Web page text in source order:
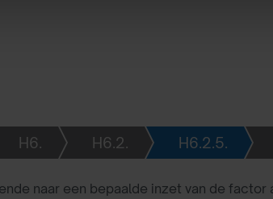
H6. H6.2. H6.2.5.
naar een bepaalde inzet van de